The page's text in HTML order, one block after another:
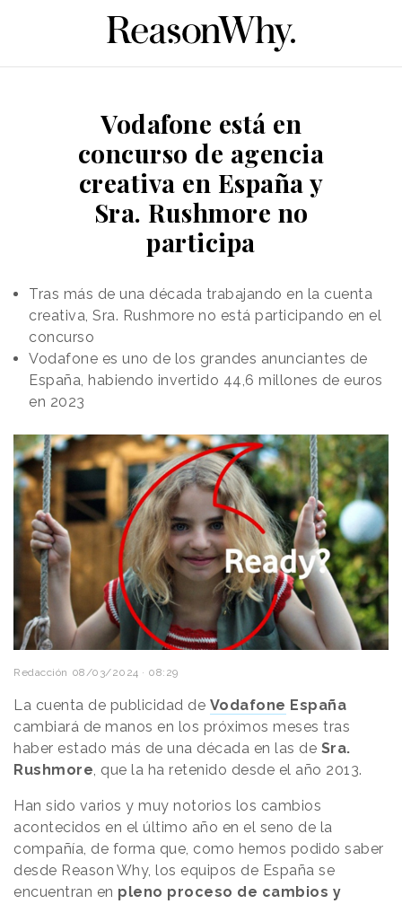
Vodafone está en
concurso de agencia
creativa en España y
Sra. Rushmore no
participa
Tras más de una década trabajando en la cuenta
creativa, Sra. Rushmore no está participando en el
concurso
Vodafone es uno de los grandes anunciantes de
España, habiendo invertido 44,6 millones de euros
en 2023
Redacción 08/03/2024 · 08:29
La cuenta de publicidad de Vodafone España
cambiará de manos en los próximos meses tras
haber estado más de una década en las de Sra.
Rushmore, que la ha retenido desde el año 2013.
Han sido varios y muy notorios los cambios
acontecidos en el último año en el seno de la
compañía, de forma que, como hemos podido saber
desde Reason Why, los equipos de España se
encuentran en pleno proceso de cambios y